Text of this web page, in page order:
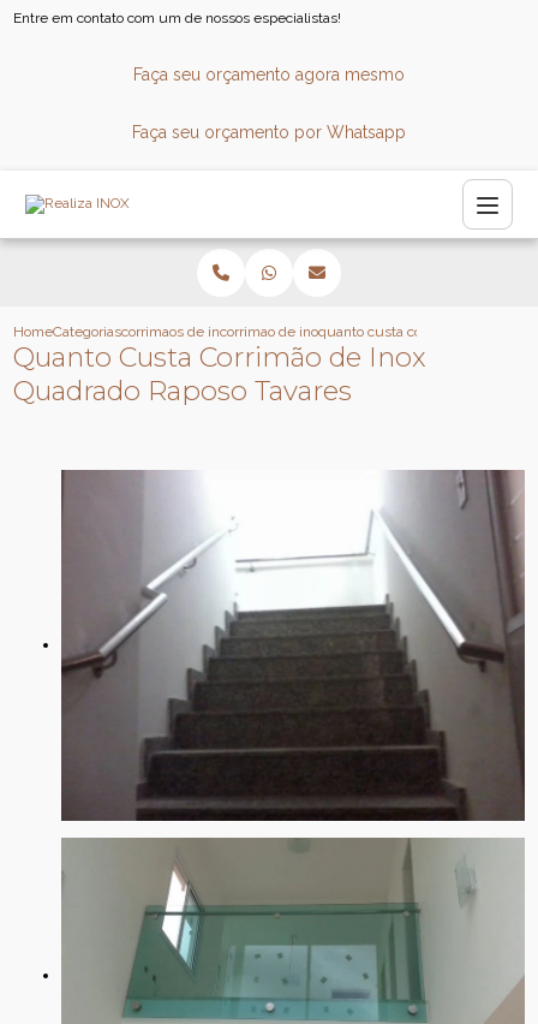
Entre em contato com um de nossos especialistas!
Faça seu orçamento agora mesmo
Faça seu orçamento por Whatsapp
HomeCategoriascorrimaos de inoxcorrimao de inox para banheiroquanto custa corrimao de inox
Quanto Custa Corrimão de Inox
Quadrado Raposo Tavares